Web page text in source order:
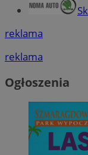
reklama
reklama
Ogłoszenia